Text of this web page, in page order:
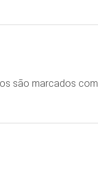
são marcados com